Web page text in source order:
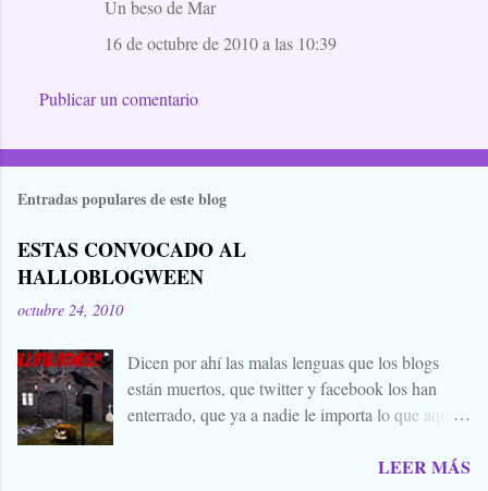
Un beso de Mar
16 de octubre de 2010 a las 10:39
Publicar un comentario
Entradas populares de este blog
ESTAS CONVOCADO AL
HALLOBLOGWEEN
octubre 24, 2010
Dicen por ahí las malas lenguas que los blogs
están muertos, que twitter y facebook los han
enterrado, que ya a nadie le importa lo que aquí
levantar nuestros blogs, sean vivos, muertos, o
LEER MÁS